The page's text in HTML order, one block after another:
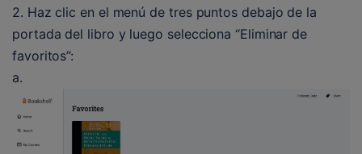
2. Haz clic en el menú de tres puntos debajo de la
portada del libro y luego selecciona “Eliminar de
favoritos”:
a.